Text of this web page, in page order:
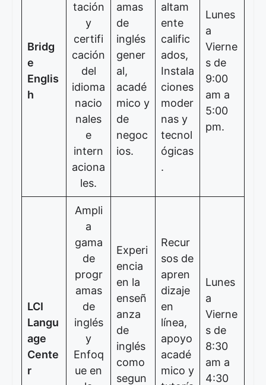
Bridg
e
Englis
h
tación
y
certifi
cación
del
idioma
nacio
nales
e
intern
aciona
les.
amas
de
inglés
gener
al,
acadé
mico y
de
negoc
ios.
altam
ente
calific
ados,
Instala
ciones
moder
nas y
tecnol
ógicas
.
Lunes
a
Vierne
s de
9:00
am a
5:00
pm.
LCI
Langu
age
Cente
r
Ampli
a
gama
de
progr
amas
de
inglés
y
Enfoq
ue en
Experi
encia
en la
enseñ
anza
de
inglés
como
segun
Recur
sos de
apren
dizaje
en
línea,
apoyo
acadé
mico y
Lunes
a
Vierne
s de
8:30
am a
4:30